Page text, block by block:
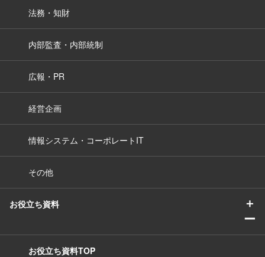
法務・知財
内部監査・内部統制
広報・PR
経営企画
情報システム・コーポレートIT
その他
お役立ち資料
＋
ー
お役立ち資料TOP